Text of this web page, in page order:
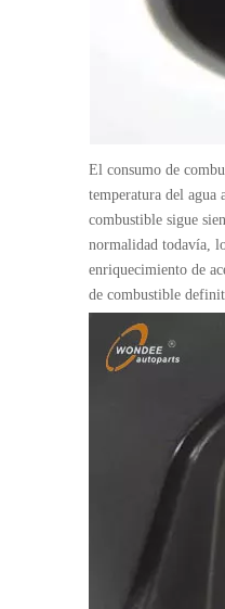
El consumo de
temperatura del agua
combustible sigue
normalidad todavía,
enriquecimiento de
de combustible